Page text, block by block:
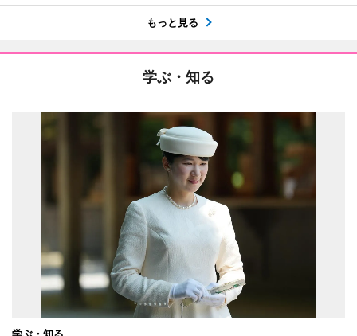
もっと見る
学ぶ・知る
学ぶ・知る